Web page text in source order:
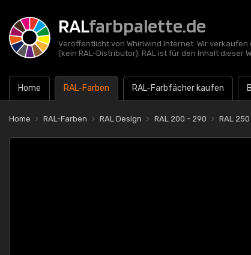
RALfarbpalette.de
Veröffentlicht von Whirlwind Internet. Wir verkaufen
(kein RAL-Distributor). RAL ist für den Inhalt dieser
Home RAL-Farben RAL-Farbfächer kaufen
Home RAL-Farben RAL Design RAL 200 - 290 RAL